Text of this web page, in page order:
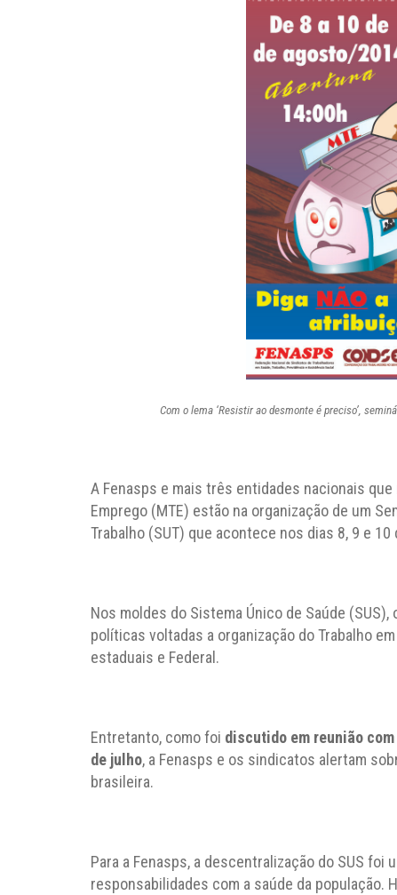
Com o lema ‘Resistir ao desmonte é preciso’,
A Fenasps e mais três entidades nacionais
Emprego (MTE) estão na organização de um
Trabalho (SUT) que acontece nos dias 8, 9 e
Nos moldes do Sistema Único de Saúde
políticas voltadas a organização do Trabalho
estaduais e Federal.
Entretanto, como foi discutido em reunião
de julho, a Fenasps e os sindicatos alertam
brasileira.
Para a Fenasps, a descentralização do SUS
responsabilidades com a saúde da população.